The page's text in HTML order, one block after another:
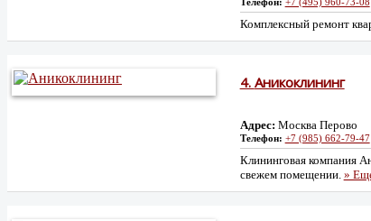
Комплексный ремонт
4. Аникоклининг
Адрес: Москва Перово
Телефон: +7 (985) 662-79-47
Клининговая компания
свежем помещении. »